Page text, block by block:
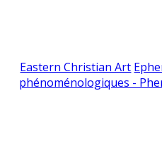
Eastern Christian Art
phénoménologiques -